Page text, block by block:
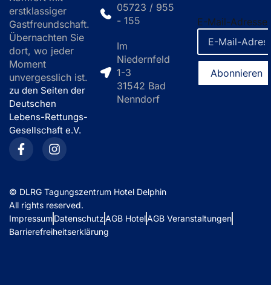
erstklassiger
Gastfreundschaft.
Übernachten Sie
dort, wo jeder
Moment
unvergesslich ist.
zu den Seiten der
Deutschen
Lebens-Rettungs-
Gesellschaft e.V.
05723 / 955
- 155
Im
Niedernfeld
1-3
31542 Bad
Nenndorf
E-Mail-Adresse
© DLRG Tagungszentrum Hotel Delphin
All rights reserved.
ImpressumDatenschutzAGB HotelAGB Veranstaltungen
Barrierefreiheitserklärung